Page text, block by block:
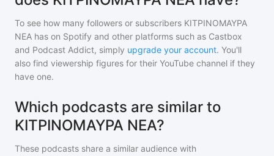
To see how many followers or subscribers ΚΙΤΡΙΝΟΜΑΥΡΑ
ΝΕΑ has on Spotify and other platforms such as Castbox
and Podcast Addict, simply upgrade your account. You'll
also find viewership figures for their YouTube channel if they
have one.
Which podcasts are similar to
ΚΙΤΡΙΝΟΜΑΥΡΑ ΝΕΑ?
These podcasts share a similar audience with